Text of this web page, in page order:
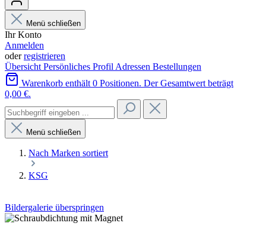
Menü schließen
Ihr Konto
Anmelden
oderregistrieren
Übersicht Persönliches Profil Adressen Bestellungen
Warenkorb enthält 0 Positionen. Der Gesamtwert beträgt
0,00 €.
Menü schließen
Nach Marken sortiert
KSG
Bildergalerie überspringen